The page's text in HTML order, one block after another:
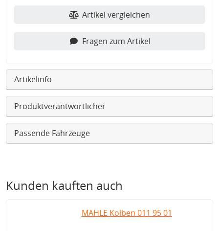
Artikel vergleichen
Fragen zum Artikel
Artikelinfo
Produktverantwortlicher
Passende Fahrzeuge
Kunden kauften auch
MAHLE Kolben 011 95 01